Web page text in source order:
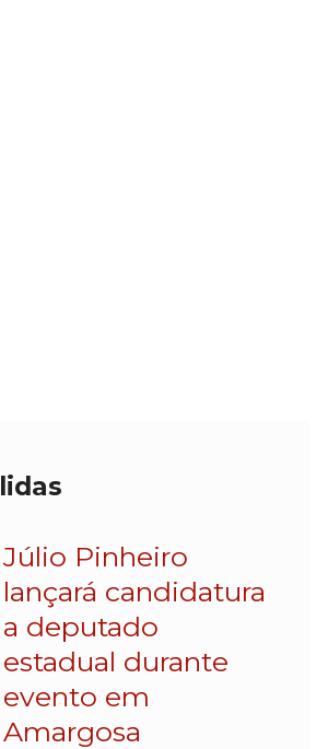
lidas
Júlio Pinheiro
lançará candidatura
a deputado
estadual durante
evento em
Amargosa